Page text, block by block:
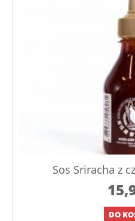
Sos Sriracha z
DO